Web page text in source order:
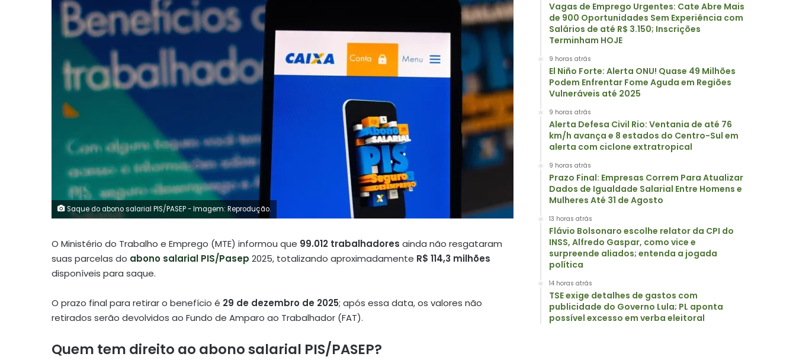
Saque do abono salarial PIS/PASEP - Imagem: Reprodução.
O Ministério do Trabalho e Emprego (MTE) informou que 99.012 trabalhadores ainda não resgataram
suas parcelas do abono salarial PIS/Pasep 2025, totalizando aproximadamente R$ 114,3 milhões
disponíveis para saque.
O prazo final para retirar o benefício é 29 de dezembro de 2025; após essa data, os valores não
retirados serão devolvidos ao Fundo de Amparo ao Trabalhador (FAT).
Quem tem direito ao abono salarial PIS/PASEP?
Vagas de Emprego Urgentes: Cate Abre Mais
de 900 Oportunidades Sem Experiência com
Salários de até R$ 3.150; Inscrições
Terminham HOJE
9 horas atrás
El Niño Forte: Alerta ONU! Quase 49 Milhões
Podem Enfrentar Fome Aguda em Regiões
Vulneráveis até 2025
9 horas atrás
Alerta Defesa Civil Rio: Ventania de até 76
km/h avança e 8 estados do Centro-Sul em
alerta com ciclone extratropical
9 horas atrás
Prazo Final: Empresas Correm Para Atualizar
Dados de Igualdade Salarial Entre Homens e
Mulheres Até 31 de Agosto
13 horas atrás
Flávio Bolsonaro escolhe relator da CPI do
INSS, Alfredo Gaspar, como vice e
surpreende aliados; entenda a jogada
política
14 horas atrás
TSE exige detalhes de gastos com
publicidade do Governo Lula; PL aponta
possível excesso em verba eleitoral